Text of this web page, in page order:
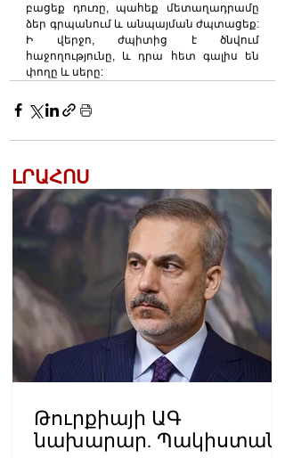
բացեք դուռը, պահեք մետաղադրամը
ձեր գրպանում և անպայման ժպտացեք:
Ի վերջո, ժպիտից է ծնվում
հաջողությունը, և դրա հետ գալիս են
փողը և սերը:
ԼՐԱՀՈՍ
Թուրքիայի ԱԳ
նախարար. Պակիստանի